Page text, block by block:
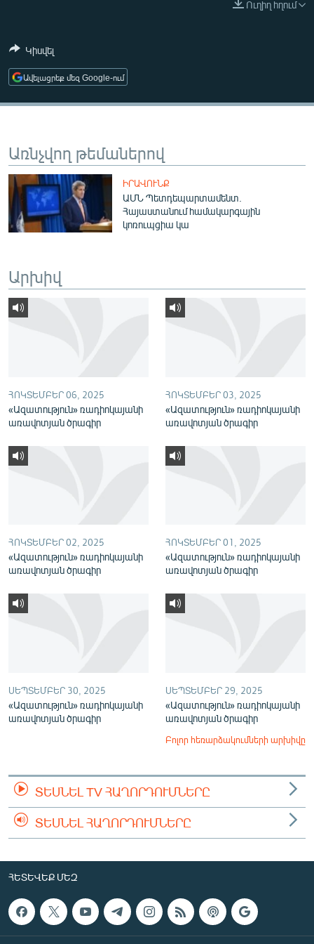
ՄԵԿՆԱԲԱՆՈՒԹՅՈՒՆ
ԱՐԽԻՎ
ՏԵՍԱՆՅՈՒԹԵՐ
ԲԱՆԱՎԵՃ
Հայերեն
ՀԵՏԵՎԵՔ ՄԵԶ
Ուղիղ հղում
Կիսվել
Ավելացրեք մեզ Google-ում
Առնչվող թեմաներով
ԻՐԱՎՈՒՆՔ
ԱՄՆ Պետդեպարտամենտ.
Հայաստանում համակարգային
կոռուպցիա կա
Արխիվ
ՀՈԿՏԵՄԲԵՐ 06, 2025
«Ազատություն» ռադիոկայանի
առավոտյան ծրագիր
ՀՈԿՏԵՄԲԵՐ 03, 2025
«Ազատություն» ռադիոկայանի
առավոտյան ծրագիր
ՀՈԿՏԵՄԲԵՐ 02, 2025
«Ազատություն» ռադիոկայանի
առավոտյան ծրագիր
ՀՈԿՏԵՄԲԵՐ 01, 2025
«Ազատություն» ռադիոկայանի
առավոտյան ծրագիր
ՍԵՊՏԵՄԲԵՐ 30, 2025
«Ազատություն» ռադիոկայանի
առավոտյան ծրագիր
ՍԵՊՏԵՄԲԵՐ 29, 2025
«Ազատություն» ռադիոկայանի
առավոտյան ծրագիր
Բոլոր հեռարձակումների արխիվը
ՏԵՍՆԵԼ TV ՀԱՂՈՐԴՈՒՄՆԵՐԸ
ՏԵՍՆԵԼ ՀԱՂՈՐԴՈՒՄՆԵՐԸ
ՀԵՏԵՎԵՔ ՄԵԶ